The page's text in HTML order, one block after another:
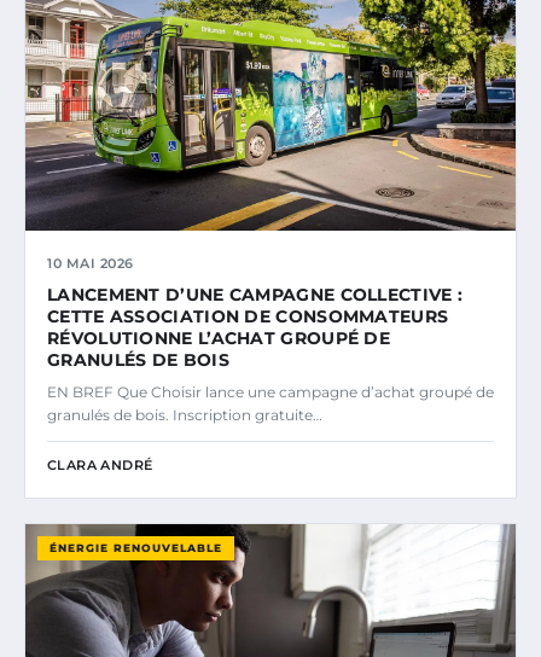
10 MAI 2026
LANCEMENT D’UNE CAMPAGNE COLLECTIVE :
CETTE ASSOCIATION DE CONSOMMATEURS
RÉVOLUTIONNE L’ACHAT GROUPÉ DE
GRANULÉS DE BOIS
EN BREF Que Choisir lance une campagne d’achat groupé de
granulés de bois. Inscription gratuite…
CLARA ANDRÉ
ÉNERGIE RENOUVELABLE